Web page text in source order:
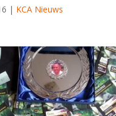
| KCA Nieuws